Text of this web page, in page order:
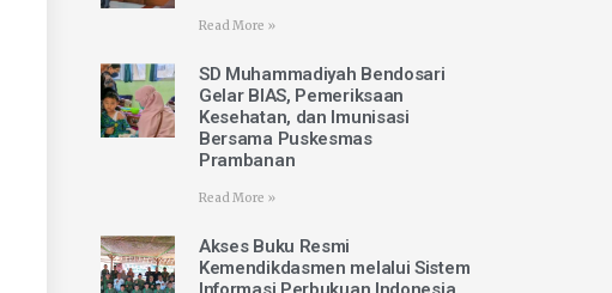
Read More »
SD Muhammadiyah Bendosari
Gelar BIAS, Pemeriksaan
Kesehatan, dan Imunisasi
Bersama Puskesmas
Prambanan
Read More »
Akses Buku Resmi
Kemendikdasmen melalui Sistem